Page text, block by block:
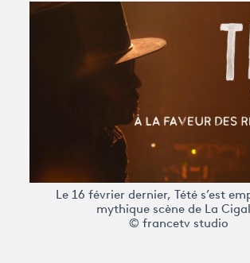
Avantages fidélité
Le 16 février dernier, Tété s’est
mythique scène de La
© francetv studio